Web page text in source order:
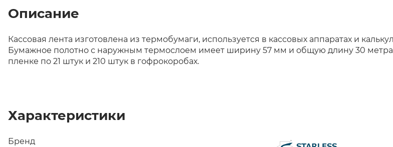
Описание
Кассовая лента изготовлена из термобумаги, используется в кассовых аппаратах и
Бумажное полотно с наружным термослоем имеет ширину 57 мм и общую длину 30 метра.
пленке по 21 штук и 210 штук в гофрокоробах.
Характеристики
Бренд